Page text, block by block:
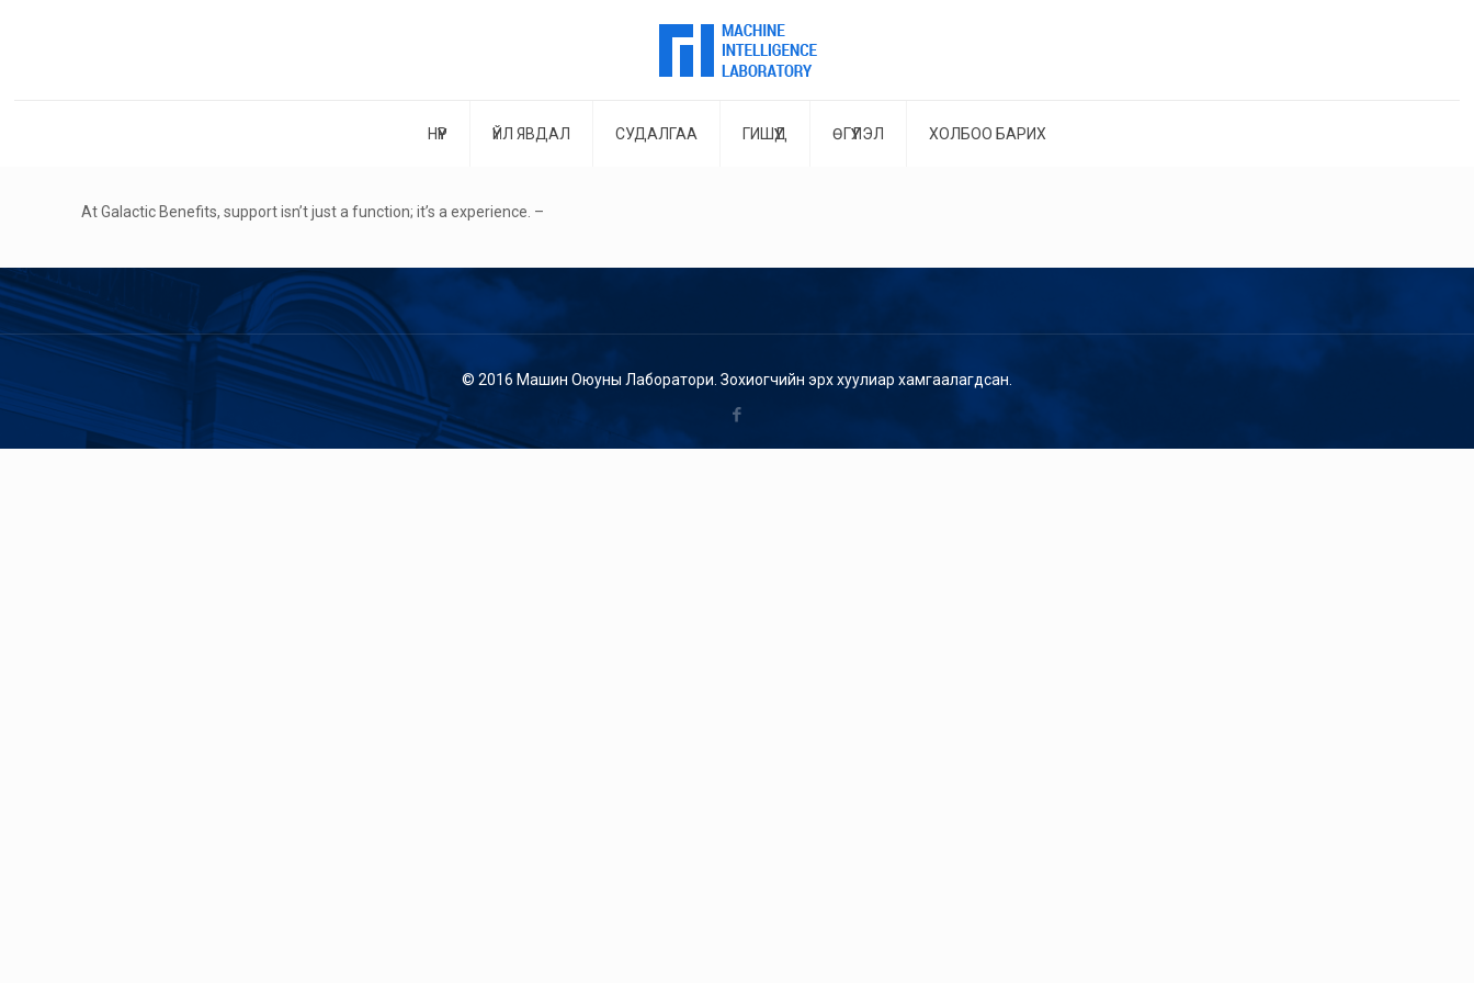
НҮҮР ҮЙЛ ЯВДАЛ СУДАЛГАА ГИШҮҮД ӨГҮҮЛЭЛ ХОЛБОО БАРИХ
At Galactic Benefits, support isn’t just a function; it’s a experience. –
© 2016 Машин Оюуны Лаборатори. Зохиогчийн эрх хуулиар хамгаалагдсан.